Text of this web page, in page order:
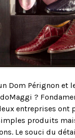
Dom Pérignon et
?
entreprises ont
produits
Le souci du